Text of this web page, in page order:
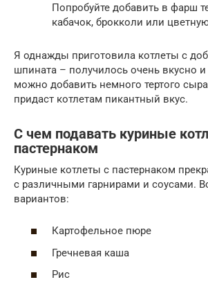
Попробуйте добавить в фарш
кабачок, брокколи или
Я однажды приготовила котлеты с
шпината – получилось очень вкусно
можно добавить немного тертого
придаст котлетам пикантный вкус.
С чем подавать куриные
пастернаком
Куриные котлеты с пастернаком
с различными гарнирами и соусами.
вариантов:
Картофельное пюре
Гречневая каша
Рис